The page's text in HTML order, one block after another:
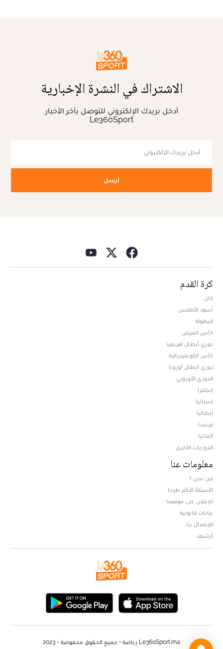
الاشتراك في النشرة الإخبارية
أدخل بريدك الإلكتروني للتوصل بآخر الأخبار
Le360Sport
أرسل
كرة القدم
كان
أسود الأطلس
البطولة
كأس العرش
دوري أبطال افريقيا
كأس الكونفيدرالية
دوري أبطال أوروبا
الدوري الأوروبي
إنجلترا
إسبانيا
إيطاليا
فرنسا
ألمانيا
الدوريات الأخرى
معلومات عنا
من نحن ؟
الأسئلة الأكثر طرحا
للإعلان على موقعنا
بيانات قانونية
للإتصال بنا
أرشيف
Le360Sport.ma رياضة • جميع الحقوق محفوضة - 2023